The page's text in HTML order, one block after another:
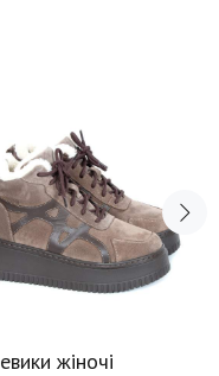
жіночі